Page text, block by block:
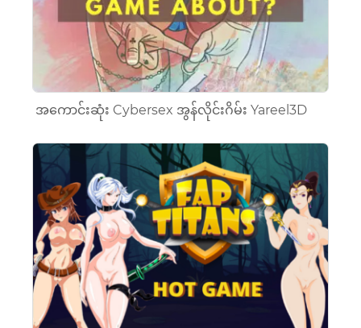
အကောင်းဆုံး Cybersex အွန်လိုင်းဂိမ်း Yareel3D